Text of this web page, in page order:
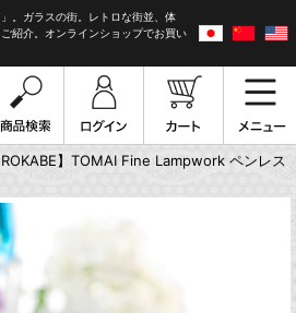
。ガラスの街。レトロな街並、体
紹介。オンラインショップでお買い
】TOMAI Fine Lampwork ペンレス